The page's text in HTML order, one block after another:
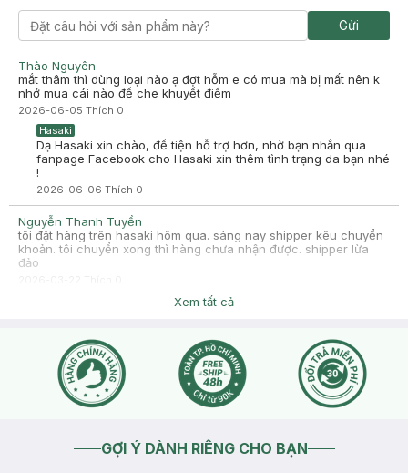
Gửi
Thào Nguyên
mắt thâm thì dùng loại nào ạ đợt hỗm e có mua mà bị mất nên k
nhớ mua cái nào để che khuyết điểm
2026-06-05 Thích 0
Hasaki
Dạ Hasaki xin chào, để tiện hỗ trợ hơn, nhờ bạn nhắn qua
fanpage Facebook cho Hasaki xin thêm tình trạng da bạn nhé
!
2026-06-06 Thích 0
Nguyễn Thanh Tuyền
tôi đặt hàng trên hasaki hôm qua. sáng nay shipper kêu chuyển
khoản. tôi chuyển xong thì hàng chưa nhận được. shipper lừa
đảo
tin tưởng của khách hàng, vì vậy khi tiếp nhận phản ánh của
bạn, Hasaki đã lập tức kiểm tra, ghi nhận và đồng thời trình
báo sự việc đến cơ quan công an để phối hợp điều tra, ngăn
chặn những hành vi lừa đảo có thể gây ảnh hưởng đến khách
hàng.
Xem tất cả
GỢI Ý DÀNH RIÊNG CHO BẠN